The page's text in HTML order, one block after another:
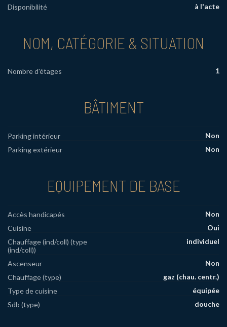
Disponibilité
à l'acte
NOM, CATÉGORIE & SITUATION
Nombre d'étages 1
BÂTIMENT
Parking intérieur
Non
Parking extérieur
Non
EQUIPEMENT DE BASE
Accès handicapés
Non
Cuisine
Oui
Chauffage (ind/coll) (type
(ind/coll))
individuel
Ascenseur
Non
Chauffage (type)
gaz (chau. centr.)
Type de cuisine
équipée
Sdb (type)
douche